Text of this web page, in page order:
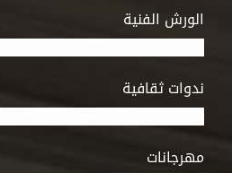
الورش الفنية
ندوات ثقافية
مهرجانات